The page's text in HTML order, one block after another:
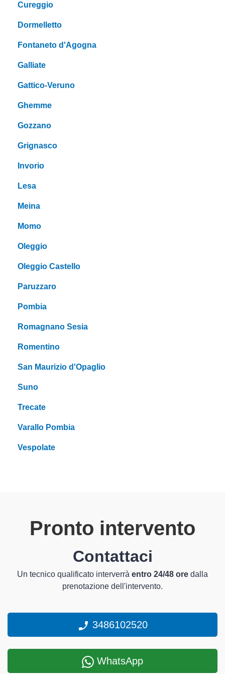
Cureggio
Dormelletto
Fontaneto d'Agogna
Galliate
Gattico-Veruno
Ghemme
Gozzano
Grignasco
Invorio
Lesa
Meina
Momo
Oleggio
Oleggio Castello
Paruzzaro
Pombia
Romagnano Sesia
Romentino
San Maurizio d'Opaglio
Suno
Trecate
Varallo Pombia
Vespolate
Pronto intervento
Contattaci
Un tecnico qualificato interverrà entro 24/48 ore dalla
prenotazione dell'intervento.
3486102520
WhatsApp